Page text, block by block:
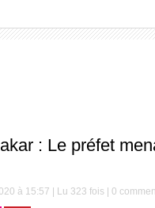
: Le préfet
à 15:57 | Lu 323 fois | 0